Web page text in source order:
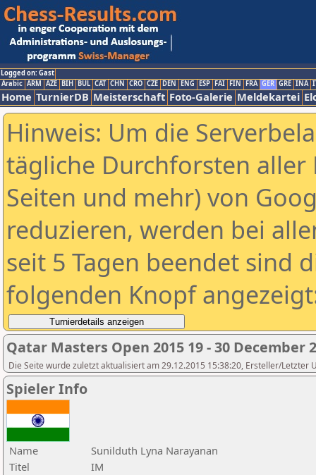
Logged on: Gast
Arabic ARM AZE BIH BUL CAT CHN CRO CZE DEN ENG ESP FAI FIN FRA GER GRE INA
Home TurnierDB Meisterschaft Foto-Galerie Meldekartei
Hinweis: Um die
tägliche Durchforsten aller
Seiten und mehr) von
reduzieren, werden bei
seit 5 Tagen beendet sind
folgenden Knopf
Qatar Masters Open 2015 19 - 30 December
Die Seite wurde zuletzt aktualisiert am 29.12.2015 15:38:20, Ersteller/Letzter
Spieler Info
Name
Sunilduth Lyna Narayanan
Titel
IM